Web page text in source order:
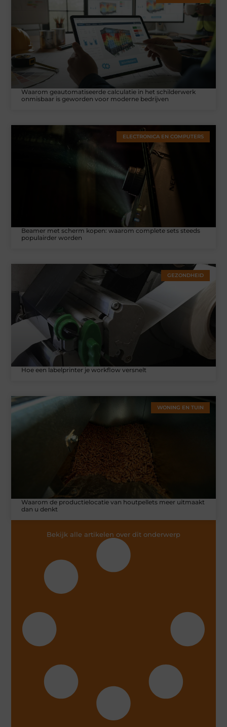
Waarom geautomatiseerde calculatie in het schilderwerk
onmisbaar is geworden voor moderne bedrijven
ELECTRONICA EN COMPUTERS
Beamer met scherm kopen: waarom complete sets steeds
populairder worden
GEZONDHEID
Hoe een labelprinter je workflow versnelt
WONING EN TUIN
Waarom de productielocatie van houtpellets meer uitmaakt
dan u denkt
Bekijk alle artikelen over dit onderwerp